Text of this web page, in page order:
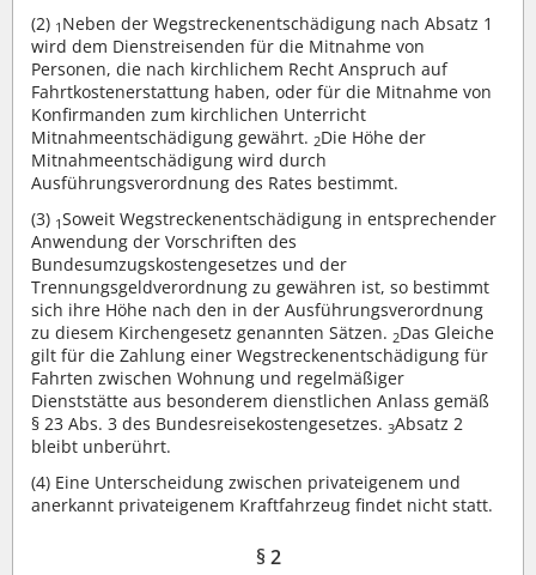
(2) 1 Neben der Wegstreckenentschädigung nach Absatz 1
wird dem Dienstreisenden für die Mitnahme von
Personen, die nach kirchlichem Recht Anspruch auf
Fahrtkostenerstattung haben, oder für die Mitnahme von
Konfirmanden zum kirchlichen Unterricht
Mitnahmeentschädigung gewährt. 2Die Höhe der
Mitnahmeentschädigung wird durch
Ausführungsverordnung des Rates bestimmt.
(3) 1Soweit Wegstreckenentschädigung in entsprechender
Anwendung der Vorschriften des
Bundesumzugskostengesetzes und der
Trennungsgeldverordnung zu gewähren ist, so bestimmt
sich ihre Höhe nach den in der Ausführungsverordnung
zu diesem Kirchengesetz genannten Sätzen. 2Das Gleiche
gilt für die Zahlung einer Wegstreckenentschädigung für
Fahrten zwischen Wohnung und regelmäßiger
Dienststätte aus besonderem dienstlichen Anlass gemäß
§ 23 Abs. 3 des Bundesreisekostengesetzes. 3Absatz 2
bleibt unberührt.
(4) Eine Unterscheidung zwischen privateigenem und
anerkannt privateigenem Kraftfahrzeug findet nicht statt.
§ 2